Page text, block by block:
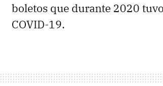
boletos que durante 2020
COVID-19.